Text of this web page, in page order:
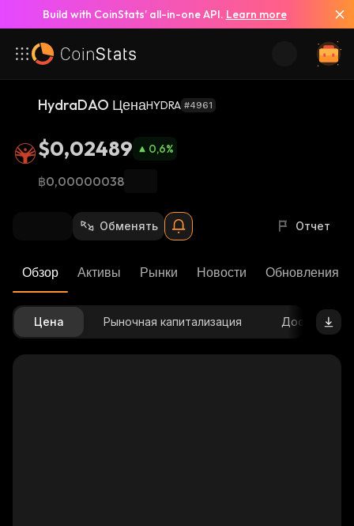
Build with CoinStats’ all-in-one API. Learn more
HydraDAO ЦенаHYDRA #4961
$0,02489 0,6%
฿0,00000038
Обменять Отчет
Обзор Активы Рынки Новости Обновления
Цена Рыночная капитализация Доступное